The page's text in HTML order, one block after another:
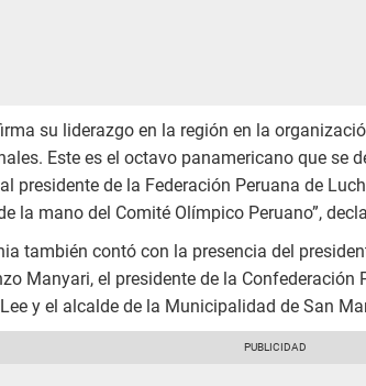
su liderazgo en la región en la
Este es el octavo panamericano que se
presidente de la Federación Peruana de
la mano del Comité Olímpico Peruano”,
también contó con la presencia del
Manyari, el presidente de la
y el alcalde de la Municipalidad de San